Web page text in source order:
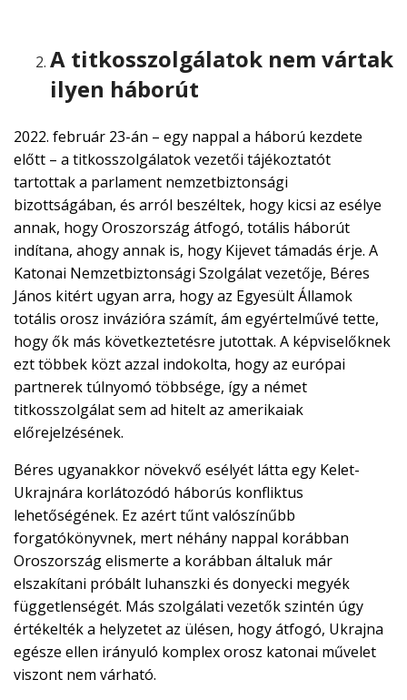
A titkosszolgálatok nem vártak
ilyen háborút
2022. február 23-án – egy nappal a háború kezdete
előtt – a titkosszolgálatok vezetői tájékoztatót
tartottak a parlament nemzetbiztonsági
bizottságában, és arról beszéltek, hogy kicsi az esélye
annak, hogy Oroszország átfogó, totális háborút
indítana, ahogy annak is, hogy Kijevet támadás érje. A
Katonai Nemzetbiztonsági Szolgálat vezetője, Béres
János kitért ugyan arra, hogy az Egyesült Államok
totális orosz invázióra számít, ám egyértelművé tette,
hogy ők más következtetésre jutottak. A képviselőknek
ezt többek közt azzal indokolta, hogy az európai
partnerek túlnyomó többsége, így a német
titkosszolgálat sem ad hitelt az amerikaiak
előrejelzésének.
Béres ugyanakkor növekvő esélyét látta egy Kelet-
Ukrajnára korlátozódó háborús konfliktus
lehetőségének. Ez azért tűnt valószínűbb
forgatókönyvnek, mert néhány nappal korábban
Oroszország elismerte a korábban általuk már
elszakítani próbált luhanszki és donyecki megyék
függetlenségét. Más szolgálati vezetők szintén úgy
értékelték a helyzetet az ülésen, hogy átfogó, Ukrajna
egésze ellen irányuló komplex orosz katonai művelet
viszont nem várható.